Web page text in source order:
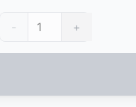
RSD
- +